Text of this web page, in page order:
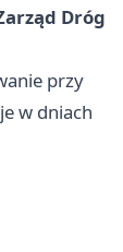
Dróg
przy
w dniach